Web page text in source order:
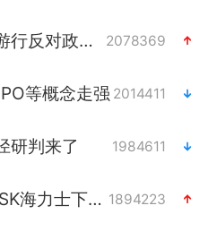
日本广岛民众举行游行反对政府行径 2078369
等概念走强 2014411
研判来了 1984611
日韩股市高开跳水 SK海力士下挫转跌 1894223